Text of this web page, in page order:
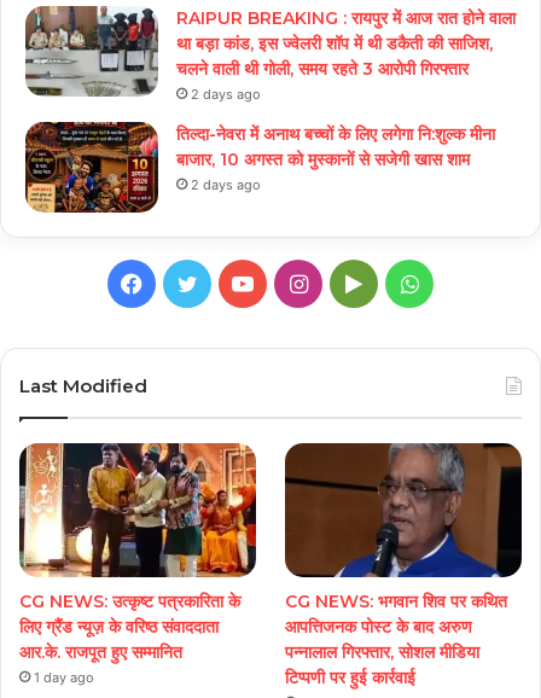
RAIPUR BREAKING : रायपुर में आज रात होने वाला
था बड़ा कांड, इस ज्वेलरी शॉप में थी डकैती की साजिश,
चलने वाली थी गोली, समय रहते 3 आरोपी गिरफ्तार
2 days ago
तिल्दा-नेवरा में अनाथ बच्चों के लिए लगेगा नि:शुल्क मीना
बाजार, 10 अगस्त को मुस्कानों से सजेगी खास शाम
2 days ago
Facebook
TwitterYouTubeInstagram
GoogleWhatsApp
Last Modified
CG NEWS: उत्कृष्ट पत्रकारिता के
लिए ग्रैंड न्यूज़ के वरिष्ठ संवाददाता
आर.के. राजपूत हुए सम्मानित
1 day ago
CG NEWS: भगवान शिव पर कथित
आपत्तिजनक पोस्ट के बाद अरुण
पन्नालाल गिरफ्तार, सोशल मीडिया
टिप्पणी पर हुई कार्रवाई